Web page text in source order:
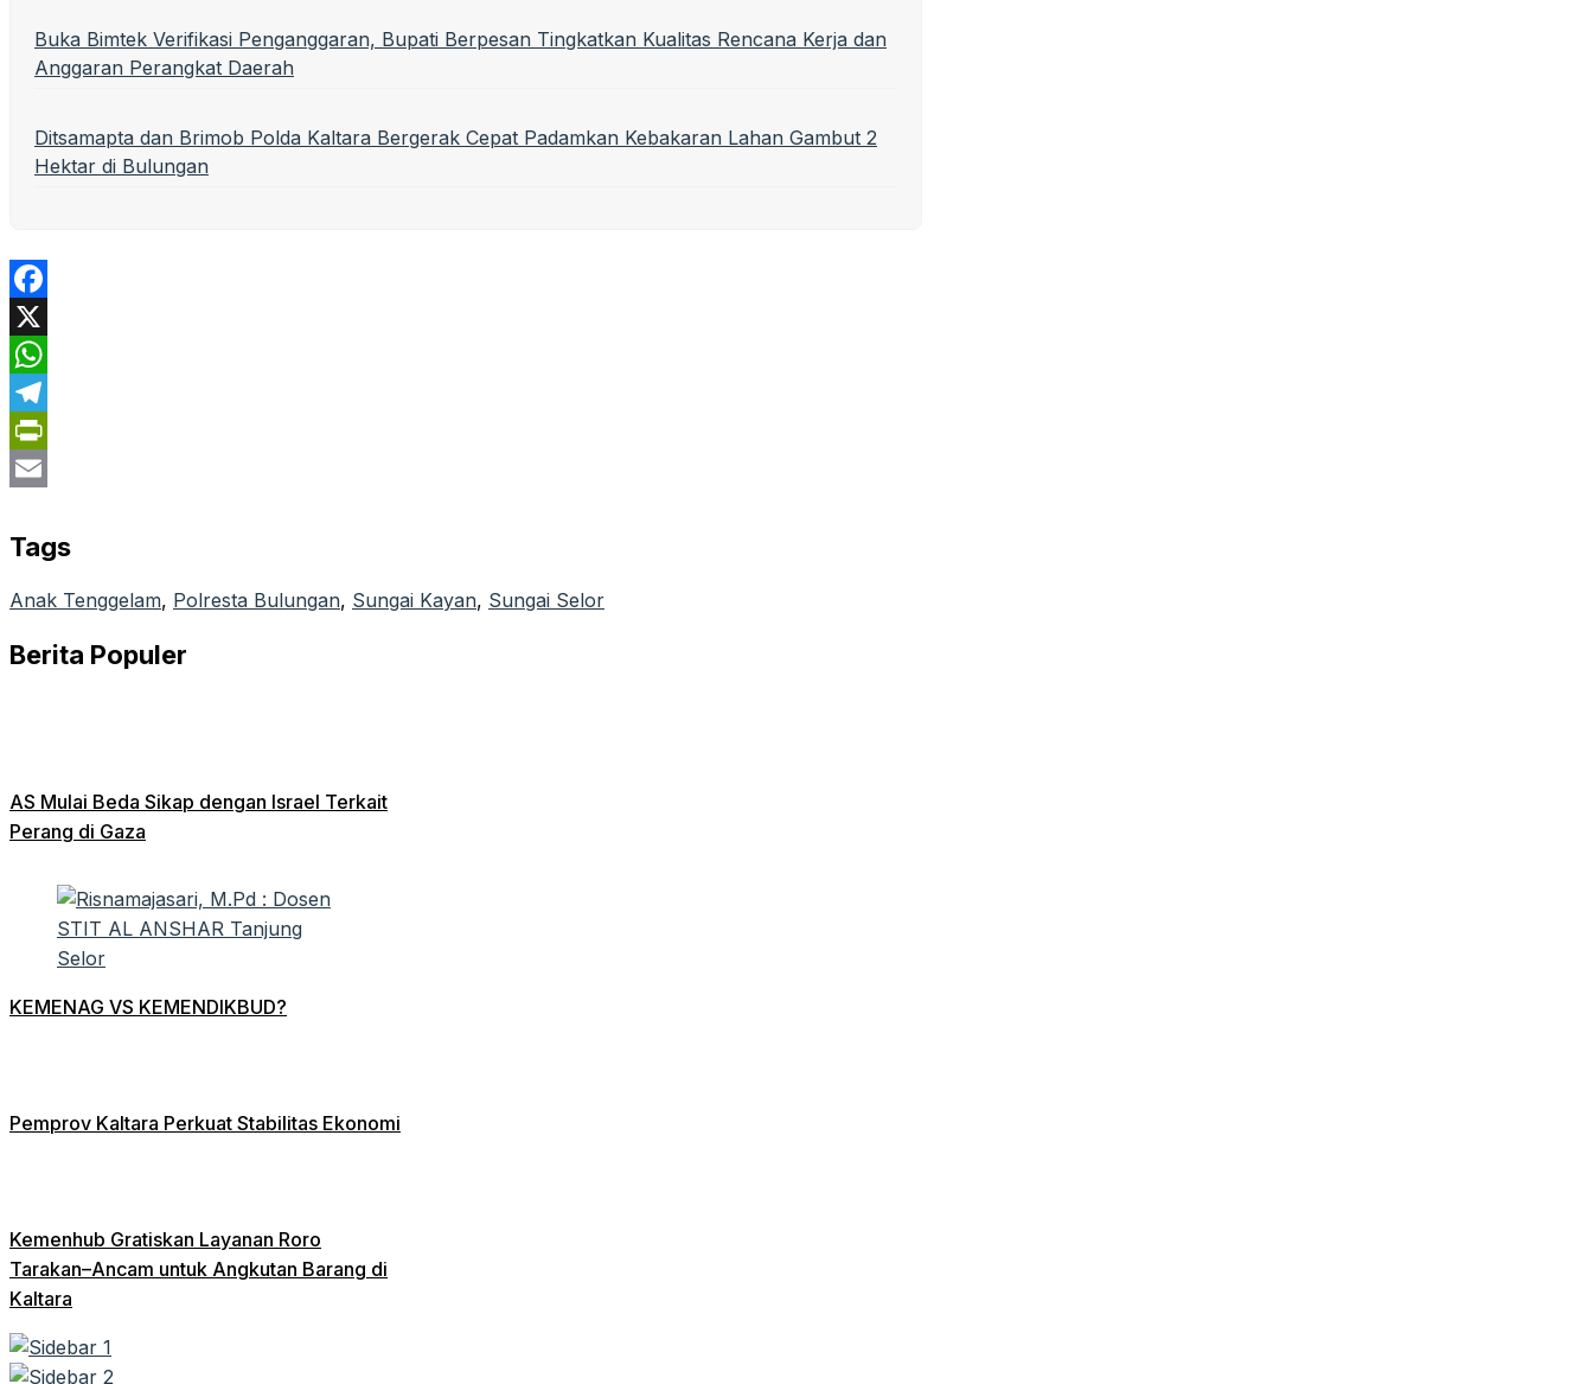
Buka Bimtek Verifikasi Penganggaran, Bupati Berpesan Tingkatkan Kualitas Rencana Kerja dan
Anggaran Perangkat Daerah
Ditsamapta dan Brimob Polda Kaltara Bergerak Cepat Padamkan Kebakaran Lahan Gambut 2
Hektar di Bulungan
Facebook
X
WhatsApp
Telegram
PrintFriendly
Tags
Anak Tenggelam, Polresta Bulungan, Sungai Kayan, Sungai Selor
Berita Populer
AS Mulai Beda Sikap dengan Israel Terkait
Perang di Gaza
KEMENAG VS KEMENDIKBUD?
Pemprov Kaltara Perkuat Stabilitas Ekonomi
Kemenhub Gratiskan Layanan Roro
Tarakan–Ancam untuk Angkutan Barang di
Kaltara